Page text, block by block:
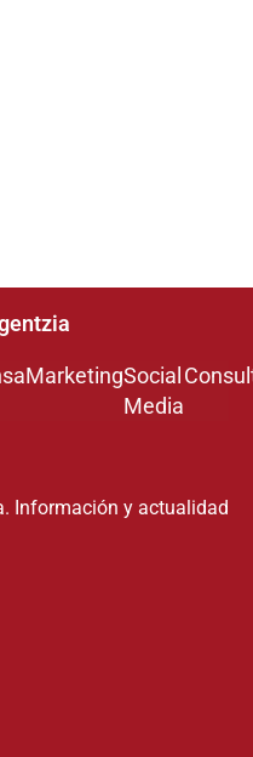
MarketingSocial
Media
Información y actualidad